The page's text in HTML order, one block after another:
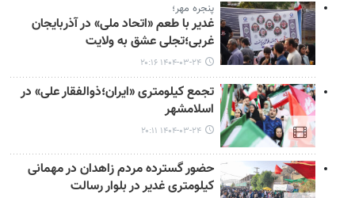
پنجره مهر؛
غدیر با طعم «اتحاد ملی» در آذربایجان
غربی؛تجلی عشق به ولایت
۱۴۰۴-۰۳-۲۴ ۲۰:۱۶
تجمع کیلومتری «ایران؛ذوالفقار علی» در
اسلامشهر
۱۴۰۴-۰۳-۲۴ ۲۰:۱۱
حضور گسترده مردم زاهدان در مهمانی
کیلومتری غدیر در بلوار رسالت